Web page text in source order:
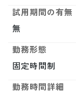
試用期間の有無
無
勤務形態
固定時間制
勤務時間詳細